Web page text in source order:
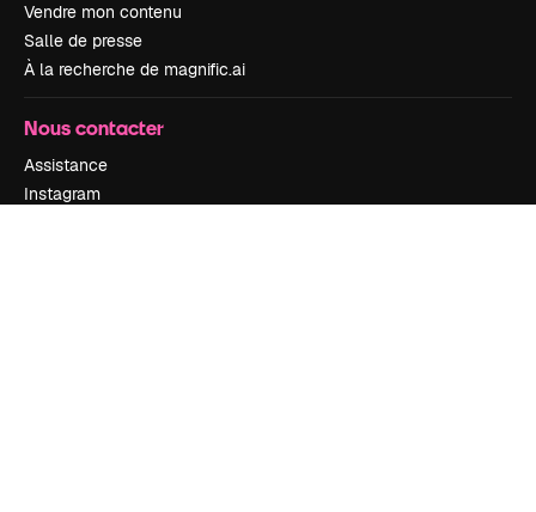
Vendre mon contenu
Salle de presse
À la recherche de magnific.ai
Nous contacter
Assistance
Instagram